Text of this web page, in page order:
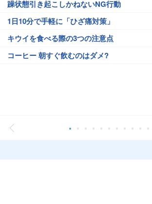
躁状態引き起こしかねないNG行動
1日10分で手軽に「ひざ痛対策」
キウイを食べる際の3つの注意点
コーヒー 朝すぐ飲むのはダメ?